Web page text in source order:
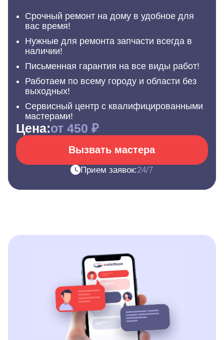
Срочный ремонт на дому в удобное для
вас время!
Нужные для ремонта запчасти всегда в
наличии!
Письменная гарантия на все виды работ!
Работаем по всему городу и области без
выходных!
Сервисный центр с квалифицированными
мастерами!
Цена:от 450 ₽
Вызвать мастера
Прием заявок:24/7